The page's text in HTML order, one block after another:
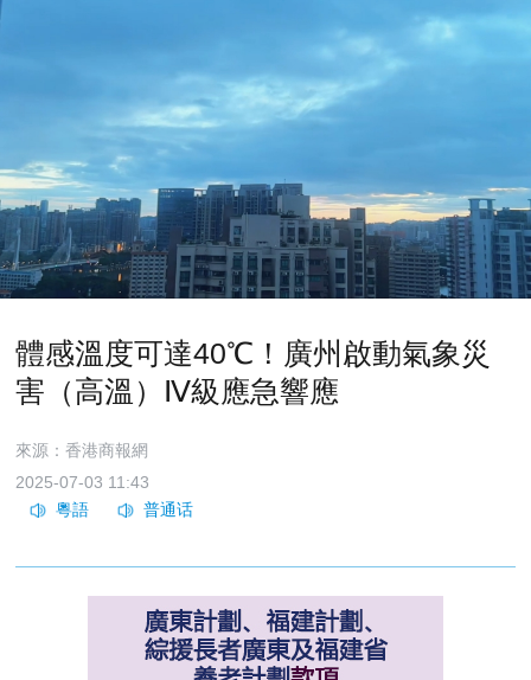
體感溫度可達40℃！廣州啟動氣象災
害（高溫）Ⅳ級應急響應
來源：香港商報網
2025-07-03 11:43